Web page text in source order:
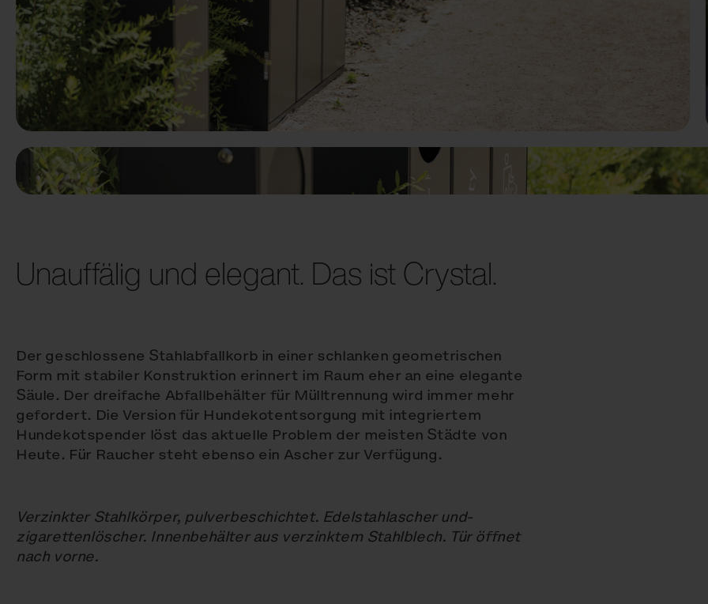
Unauffälig und elegant. Das ist Crystal.
Der geschlossene Stahlabfallkorb in einer schlanken geometrischen
Form mit stabiler Konstruktion erinnert im Raum eher an eine elegante
Säule. Der dreifache Abfallbehälter für Mülltrennung wird immer mehr
gefordert. Die Version für Hundekotentsorgung mit integriertem
Hundekotspender löst das aktuelle Problem der meisten Städte von
Heute. Für Raucher steht ebenso ein Ascher zur Verfügung.
Verzinkter Stahlkörper, pulverbeschichtet. Edelstahlascher und-
zigarettenlöscher. Innenbehälter aus verzinktem Stahlblech. Tür öffnet
nach vorne.